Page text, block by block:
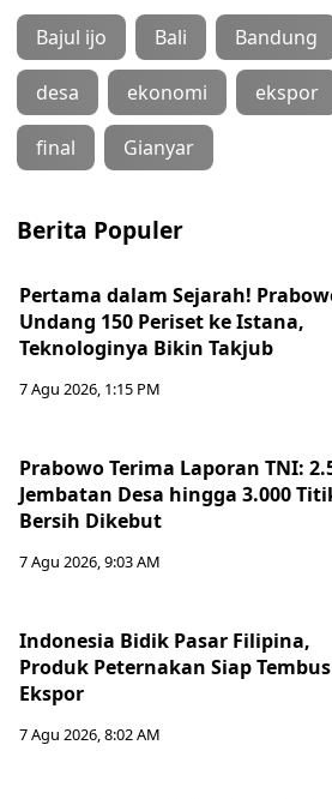
Bajul ijo Bali Bandung
desa ekonomi ekspor
final Gianyar
Berita Populer
Pertama dalam Sejarah!
Undang 150 Periset ke Istana,
Teknologinya Bikin Takjub
7 Agu 2026, 1:15 PM
Prabowo Terima Laporan TNI:
Jembatan Desa hingga 3.000
Bersih Dikebut
7 Agu 2026, 9:03 AM
Indonesia Bidik Pasar Filipina,
Produk Peternakan Siap Tembus
Ekspor
7 Agu 2026, 8:02 AM